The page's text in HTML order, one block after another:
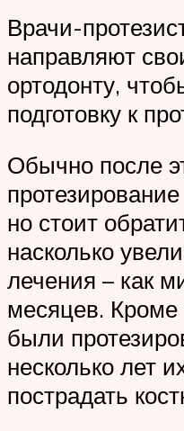
Врачи-
направляют
ортодонту,
подготовку к
Обычно после
но стоит
насколько
лечения – как
месяцев. Кроме
были
несколько лет
пострадать